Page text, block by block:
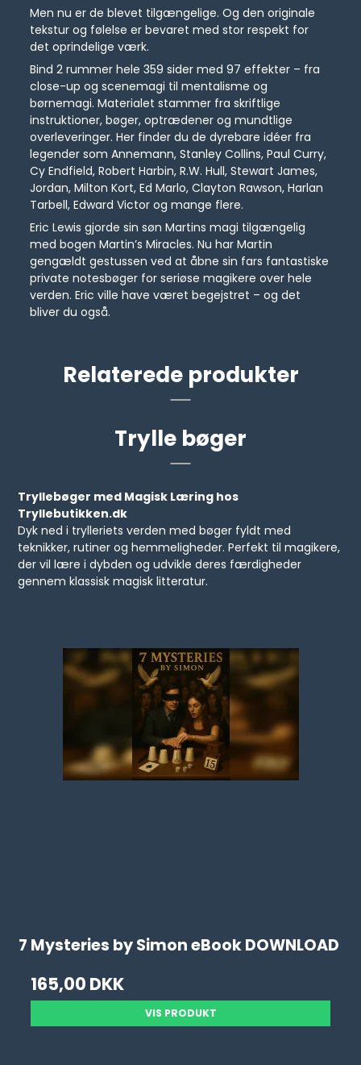
Men nu er de blevet tilgængelige. Og den originale
tekstur og følelse er bevaret med stor respekt for
det oprindelige værk.
Bind 2 rummer hele 359 sider med 97 effekter – fra
close-up og scenemagi til mentalisme og
børnemagi. Materialet stammer fra skriftlige
instruktioner, bøger, optrædener og mundtlige
overleveringer. Her finder du de dyrebare idéer fra
legender som Annemann, Stanley Collins, Paul Curry,
Cy Endfield, Robert Harbin, R.W. Hull, Stewart James,
Jordan, Milton Kort, Ed Marlo, Clayton Rawson, Harlan
Tarbell, Edward Victor og mange flere.
Eric Lewis gjorde sin søn Martins magi tilgængelig
med bogen Martin’s Miracles. Nu har Martin
gengældt gestussen ved at åbne sin fars fantastiske
private notesbøger for seriøse magikere over hele
verden. Eric ville have været begejstret – og det
bliver du også.
Relaterede produkter
Trylle bøger
Tryllebøger med Magisk Læring hos
Tryllebutikken.dk
Dyk ned i trylleriets verden med bøger fyldt med
teknikker, rutiner og hemmeligheder. Perfekt til magikere,
der vil lære i dybden og udvikle deres færdigheder
gennem klassisk magisk litteratur.
7 Mysteries by Simon eBook DOWNLOAD
165,00 DKK
VIS PRODUKT